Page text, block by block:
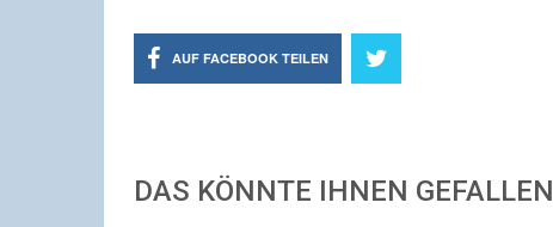
AUF FACEBOOK TEILEN
DAS KÖNNTE IHNEN GEFALLEN